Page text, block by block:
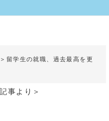
＞留学生の就職、過去最高を更
事より＞